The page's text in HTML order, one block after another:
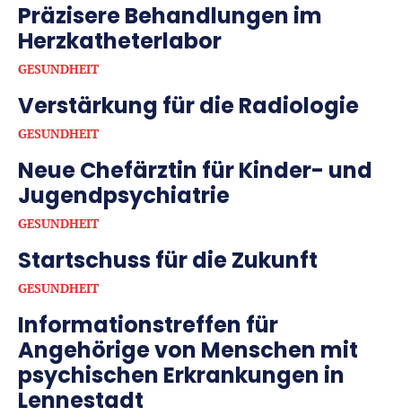
Präzisere Behandlungen im
Herzkatheterlabor
GESUNDHEIT
Verstärkung für die Radiologie
GESUNDHEIT
Neue Chefärztin für Kinder- und
Jugendpsychiatrie
GESUNDHEIT
Startschuss für die Zukunft
GESUNDHEIT
Informationstreffen für
Angehörige von Menschen mit
psychischen Erkrankungen in
Lennestadt